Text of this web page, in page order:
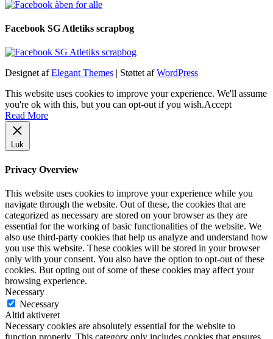
Facebook SG Atletiks scrapbog
Designet afElegant Themes | Støttet afWordPress
This website uses cookies to improve your experience. We'll assume
you're ok with this, but you can opt-out if you wish.Accept
Read More
Luk
Privacy Overview
This website uses cookies to improve your experience while you
navigate through the website. Out of these, the cookies that are
categorized as necessary are stored on your browser as they are
essential for the working of basic functionalities of the website. We
also use third-party cookies that help us analyze and understand how
you use this website. These cookies will be stored in your browser
only with your consent. You also have the option to opt-out of these
cookies. But opting out of some of these cookies may affect your
browsing experience.
Necessary
Necessary
Altid aktiveret
Necessary cookies are absolutely essential for the website to
function properly. This category only includes cookies that ensures